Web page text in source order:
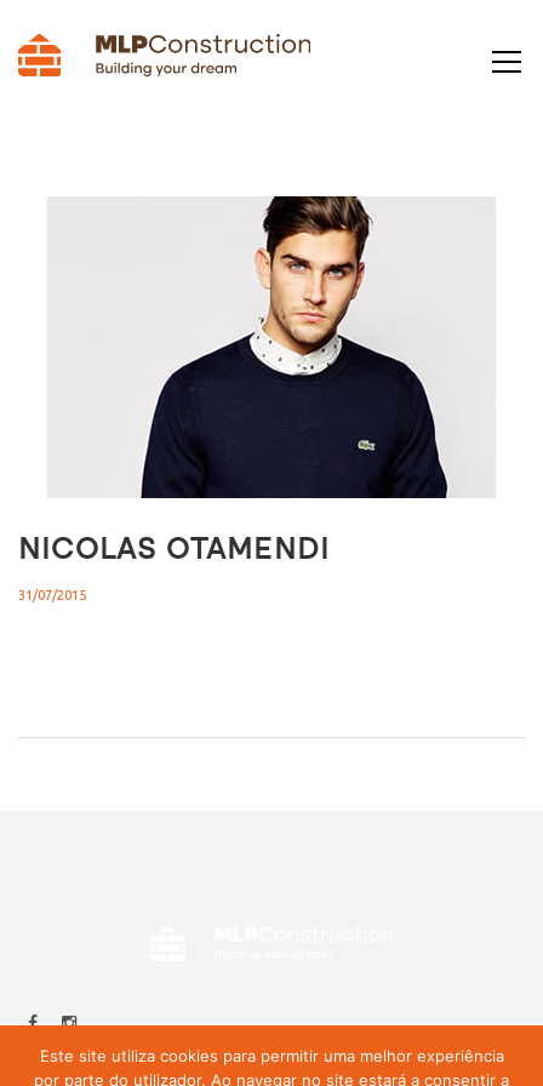
NICOLAS OTAMENDI
31/07/2015
Este site utiliza cookies para permitir uma melhor experiência
por parte do utilizador. Ao navegar no site estará a consentir a